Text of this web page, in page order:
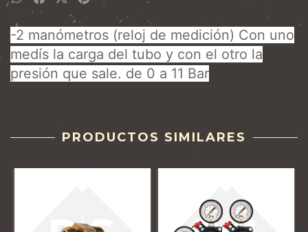
-2 manómetros (reloj de medición) Con uno
medís la carga del tubo y con el otro la
presión que sale. de 0 a 11 Bar
PRODUCTOS SIMILARES